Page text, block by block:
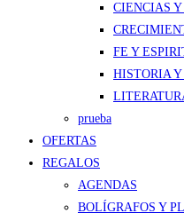
CIENCIAS
FE Y
HISTORIA
prueba
OFERTAS
REGALOS
AGENDAS
BOLÍGRAFOS Y